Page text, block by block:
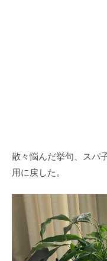
散々悩んだ挙句、スパ
用に戻した。